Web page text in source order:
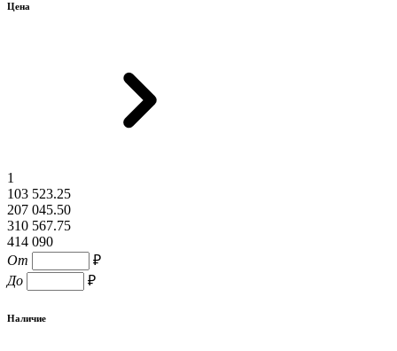
Цена
1
103 523.25
207 045.50
310 567.75
414 090
От
₽
До
₽
Наличие